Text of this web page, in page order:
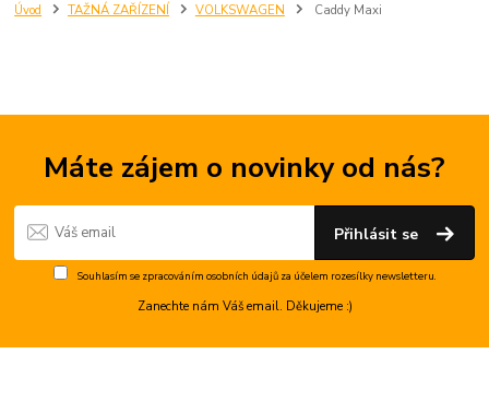
Úvod TAŽNÁ ZAŘÍZENÍ VOLKSWAGEN Caddy Maxi
Máte zájem o novinky od nás?
Přihlásit se
Souhlasím se zpracováním osobních údajůza účelem rozesílky newsletteru.
Zanechte nám Váš email. Děkujeme :)